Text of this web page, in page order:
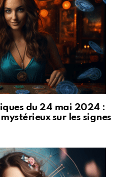
du 24 mai 2024 :
sur les signes